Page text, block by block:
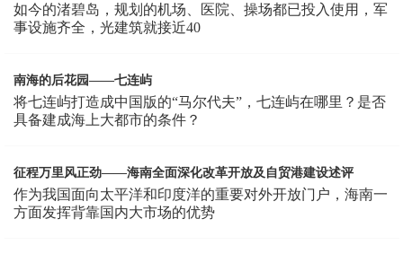
如今的渚碧岛，规划的机场、医院、操场都已投入使用，军
事设施齐全，光建筑就接近40
南海的后花园——七连屿
将七连屿打造成中国版的“马尔代夫”，七连屿在哪里？是否
具备建成海上大都市的条件？
征程万里风正劲——海南全面深化改革开放及自贸港建设述评
作为我国面向太平洋和印度洋的重要对外开放门户，海南一
方面发挥背靠国内大市场的优势